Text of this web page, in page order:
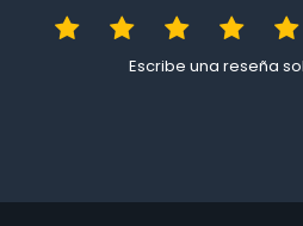
Escribe una reseña